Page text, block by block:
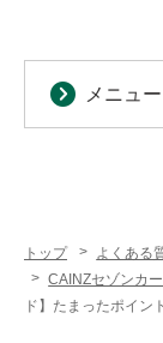
メニュー
トップ よくある
CAINZセゾンカ
ド】たまったポイン